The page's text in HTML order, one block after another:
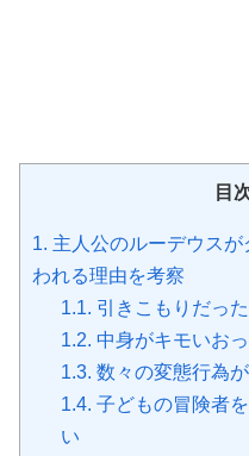
目
1. 主人公のルーデウス
われる理由を考察
1.1. 引きこもりだっ
1.2. 中身がキモいお
1.3. 数々の変態行為
1.4. 子どもの冒険者
い